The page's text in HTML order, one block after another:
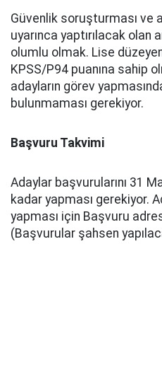
Güvenlik soruşturması ve
uyarınca yaptırılacak olan
olumlu olmak. Lise
KPSS/P94 puanına sahip
adayların görev
bulunmaması gerekiyor.
Başvuru Takvimi
Adaylar başvurularını 31
kadar yapması gerekiyor.
yapması için Başvuru
(Başvurular şahsen